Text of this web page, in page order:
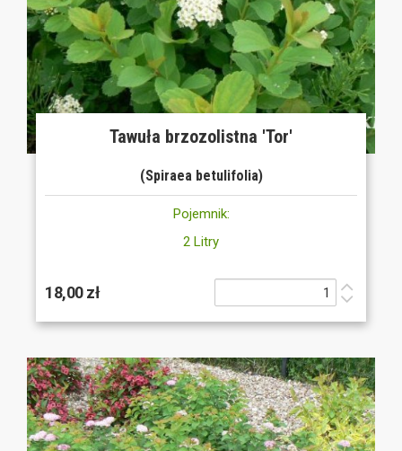
Tawuła brzozolistna 'Tor'
(Spiraea betulifolia)
Pojemnik:
2 Litry
18,00 zł